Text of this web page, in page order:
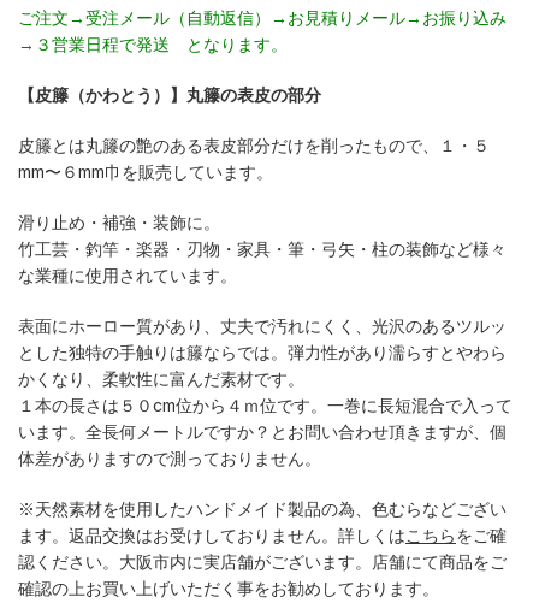
ご注文→受注メール（自動返信）→お見積りメール→お振り込み
→３営業日程で発送 となります。
【皮籐（かわとう）】丸籐の表皮の部分
皮籐とは丸籐の艶のある表皮部分だけを削ったもので、１・５
mm〜６mm巾を販売しています。
滑り止め・補強・装飾に。
竹工芸・釣竿・楽器・刃物・家具・筆・弓矢・柱の装飾など様々
な業種に使用されています。
表面にホーロー質があり、丈夫で汚れにくく、光沢のあるツルッ
とした独特の手触りは籐ならでは。弾力性があり濡らすとやわら
かくなり、柔軟性に富んだ素材です。
１本の長さは５０cm位から４ｍ位です。一巻に長短混合で入って
います。全長何メートルですか？とお問い合わせ頂きますが、個
体差がありますので測っておりません。
※天然素材を使用したハンドメイド製品の為、色むらなどござい
ます。返品交換はお受けしておりません。詳しくはこちらをご確
認ください。大阪市内に実店舗がございます。店舗にて商品をご
確認の上お買い上げいただく事をお勧めしております。